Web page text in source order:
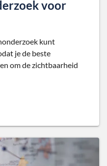
voor
kunt
je de beste
om de zichtbaarheid